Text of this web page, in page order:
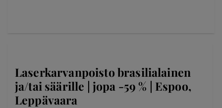
Laserkarvanpoisto brasilialainen
ja/tai säärille | jopa -59 % | Espoo,
Leppävaara